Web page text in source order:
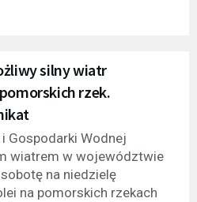
silny wiatr
rzek.
Gospodarki Wodnej
wiatrem w województwie
na niedzielę
na pomorskich rzekach